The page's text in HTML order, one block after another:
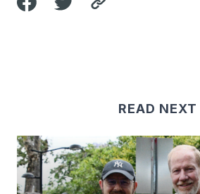
READ NEXT